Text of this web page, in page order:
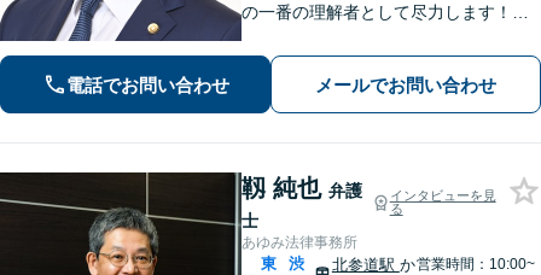
の一番の理解者として尽力します！注
題／インターネット／男女問題／相続
／債権回収／不動産／企業法務など
【完全個室】【代々木駅3分】
電話でお問い合わせ メールでお問い合わせ
靱 純也 弁護
士
インタビューを見
る
あゆみ法律事務所
東
渋
北参道駅 か営業時間：10:00~